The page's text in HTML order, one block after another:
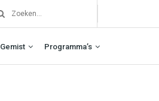
Gemist Programma’s